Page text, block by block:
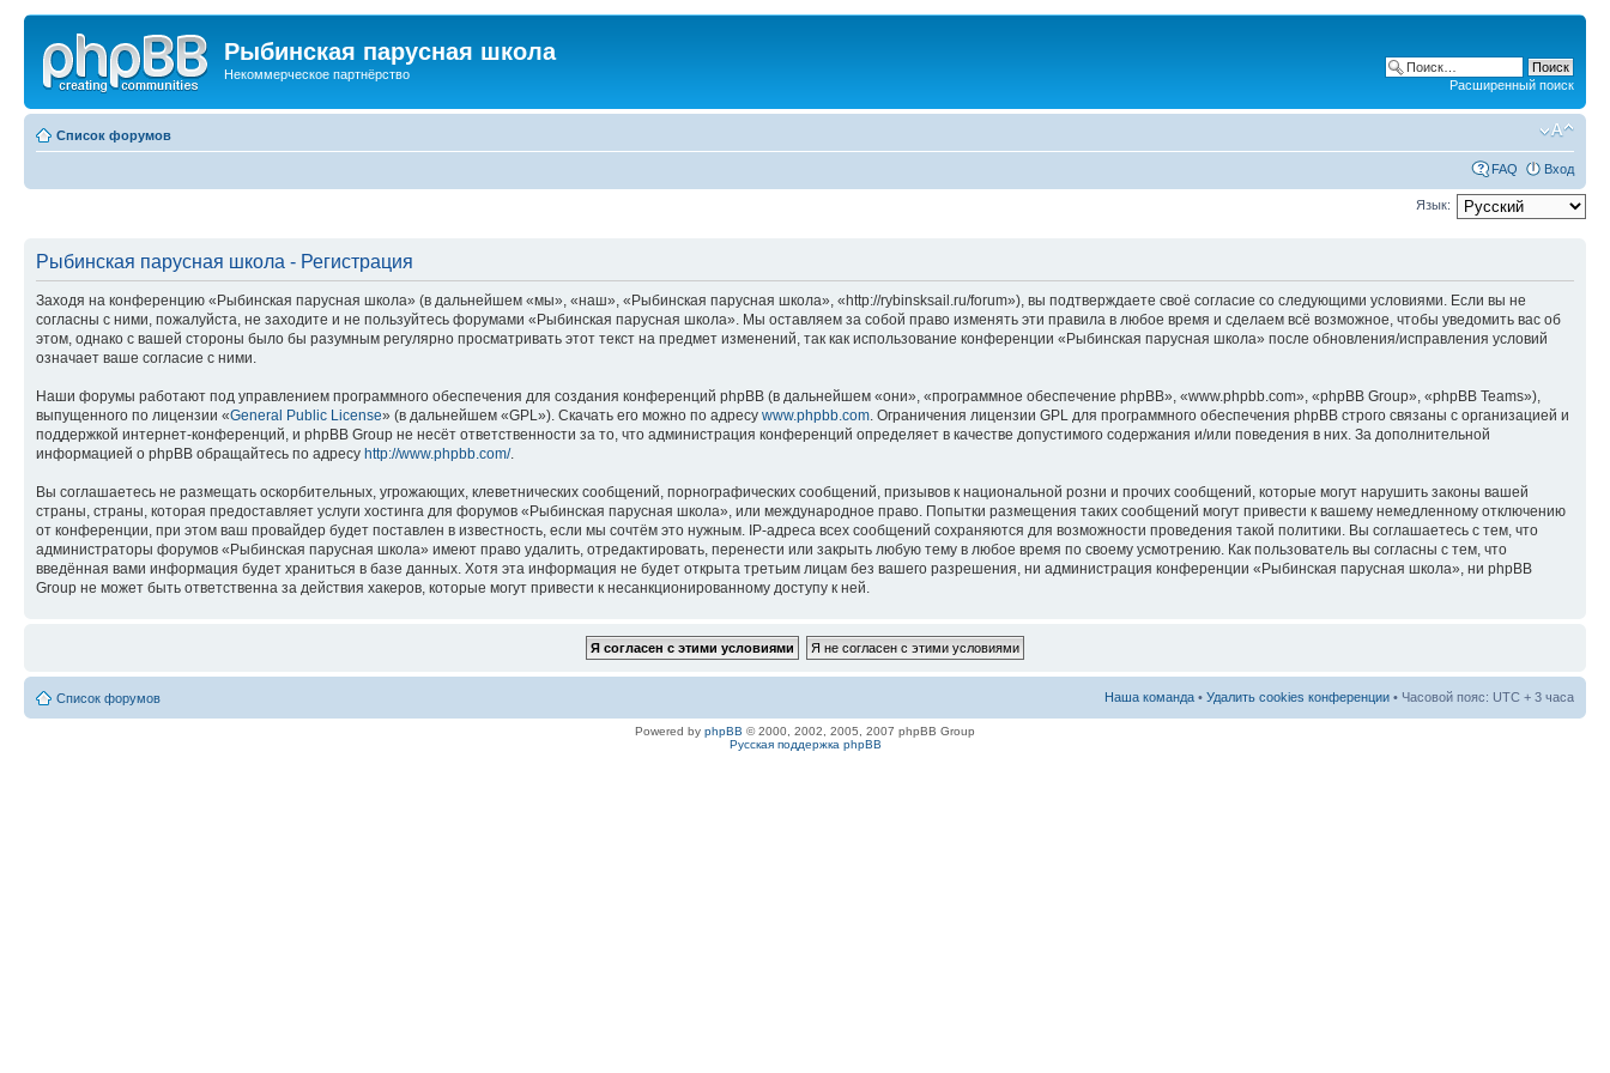
Рыбинская парусная школа
Некоммерческое партнёрство
Расширенный поиск
Список форумов
FAQ Вход
Язык:
Рыбинская парусная школа - Регистрация
Заходя на конференцию «Рыбинская парусная школа» (в дальнейшем «мы», «наш», «Рыбинская парусная школа», «http://rybinsksail.ru/forum»), вы подтверждаете своё согласие со следующими условиями. Если вы не
согласны с ними, пожалуйста, не заходите и не пользуйтесь форумами «Рыбинская парусная школа». Мы оставляем за собой право изменять эти правила в любое время и сделаем всё возможное, чтобы уведомить вас об
этом, однако с вашей стороны было бы разумным регулярно просматривать этот текст на предмет изменений, так как использование конференции «Рыбинская парусная школа» после обновления/исправления условий
означает ваше согласие с ними.
Наши форумы работают под управлением программного обеспечения для создания конференций phpBB (в дальнейшем «они», «программное обеспечение phpBB», «www.phpbb.com», «phpBB Group», «phpBB Teams»),
выпущенного по лицензии «General Public License» (в дальнейшем «GPL»). Скачать его можно по адресу www.phpbb.com. Ограничения лицензии GPL для программного обеспечения phpBB строго связаны с организацией и
поддержкой интернет-конференций, и phpBB Group не несёт ответственности за то, что администрация конференций определяет в качестве допустимого содержания и/или поведения в них. За дополнительной
информацией о phpBB обращайтесь по адресу http://www.phpbb.com/.
Вы соглашаетесь не размещать оскорбительных, угрожающих, клеветнических сообщений, порнографических сообщений, призывов к национальной розни и прочих сообщений, которые могут нарушить законы вашей
страны, страны, которая предоставляет услуги хостинга для форумов «Рыбинская парусная школа», или международное право. Попытки размещения таких сообщений могут привести к вашему немедленному отключению
от конференции, при этом ваш провайдер будет поставлен в известность, если мы сочтём это нужным. IP-адреса всех сообщений сохраняются для возможности проведения такой политики. Вы соглашаетесь с тем, что
администраторы форумов «Рыбинская парусная школа» имеют право удалить, отредактировать, перенести или закрыть любую тему в любое время по своему усмотрению. Как пользователь вы согласны с тем, что
введённая вами информация будет храниться в базе данных. Хотя эта информация не будет открыта третьим лицам без вашего разрешения, ни администрация конференции «Рыбинская парусная школа», ни phpBB
Group не может быть ответственна за действия хакеров, которые могут привести к несанкционированному доступу к ней.
Список форумов Наша команда • Удалить cookies конференции • Часовой пояс: UTC + 3 часа
Powered by phpBB © 2000, 2002, 2005, 2007 phpBB Group
Русская поддержка phpBB